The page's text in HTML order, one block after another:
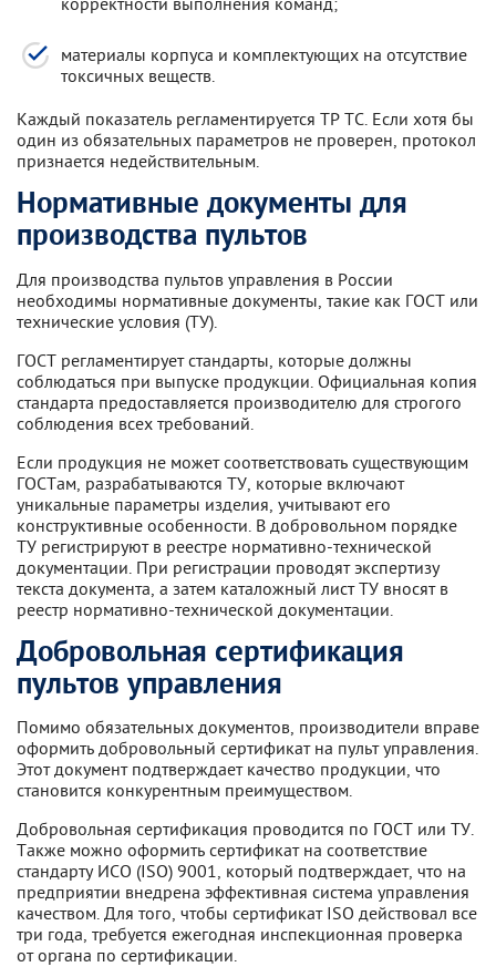
материалы корпуса и комплектующих на отсутствие
токсичных веществ.
Каждый показатель регламентируется ТР ТС. Если хотя бы
один из обязательных параметров не проверен, протокол
признается недействительным.
Нормативные документы для
производства пультов
Для производства пультов управления в России
необходимы нормативные документы, такие как ГОСТ или
технические условия (ТУ).
ГОСТ регламентирует стандарты, которые должны
соблюдаться при выпуске продукции. Официальная копия
стандарта предоставляется производителю для строгого
соблюдения всех требований.
Если продукция не может соответствовать существующим
ГОСТам, разрабатываются ТУ, которые включают
уникальные параметры изделия, учитывают его
конструктивные особенности. В добровольном порядке
ТУ регистрируют в реестре нормативно-технической
документации. При регистрации проводят экспертизу
текста документа, а затем каталожный лист ТУ вносят в
реестр нормативно-технической документации.
Добровольная сертификация
пультов управления
Помимо обязательных документов, производители вправе
оформить добровольный сертификат на пульт управления.
Этот документ подтверждает качество продукции, что
становится конкурентным преимуществом.
Добровольная сертификация проводится по ГОСТ или ТУ.
Также можно оформить сертификат на соответствие
стандарту ИСО (ISO) 9001, который подтверждает, что на
предприятии внедрена эффективная система управления
качеством. Для того, чтобы сертификат ISO действовал все
три года, требуется ежегодная инспекционная проверка
от органа по сертификации.